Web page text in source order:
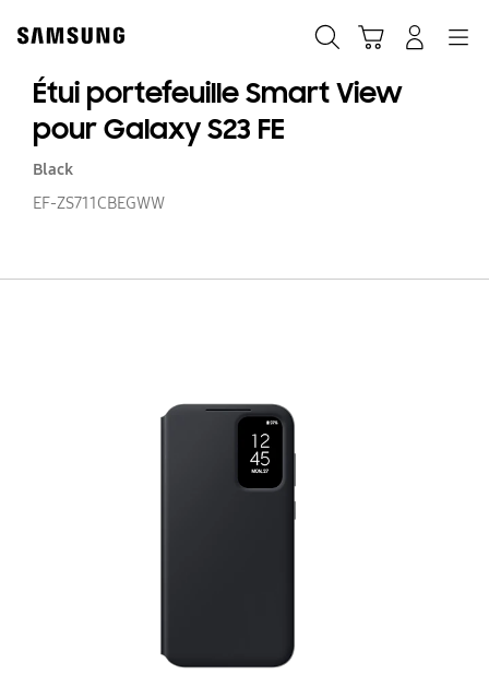
content
Étui portefeuille Smart View
pour Galaxy S23 FE
Black
EF-ZS711CBEGWW